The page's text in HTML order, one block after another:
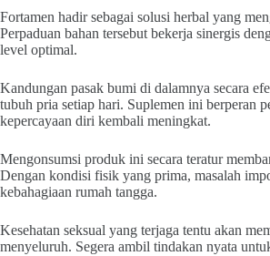
Fortamen hadir sebagai solusi herbal yang
Perpaduan bahan tersebut bekerja sinergis
level optimal.
Kandungan pasak bumi di dalamnya secara
tubuh pria setiap hari. Suplemen ini berperan
kepercayaan diri kembali meningkat.
Mengonsumsi produk ini secara teratur
Dengan kondisi fisik yang prima, masalah
kebahagiaan rumah tangga.
Kesehatan seksual yang terjaga tentu akan
menyeluruh. Segera ambil tindakan nyata